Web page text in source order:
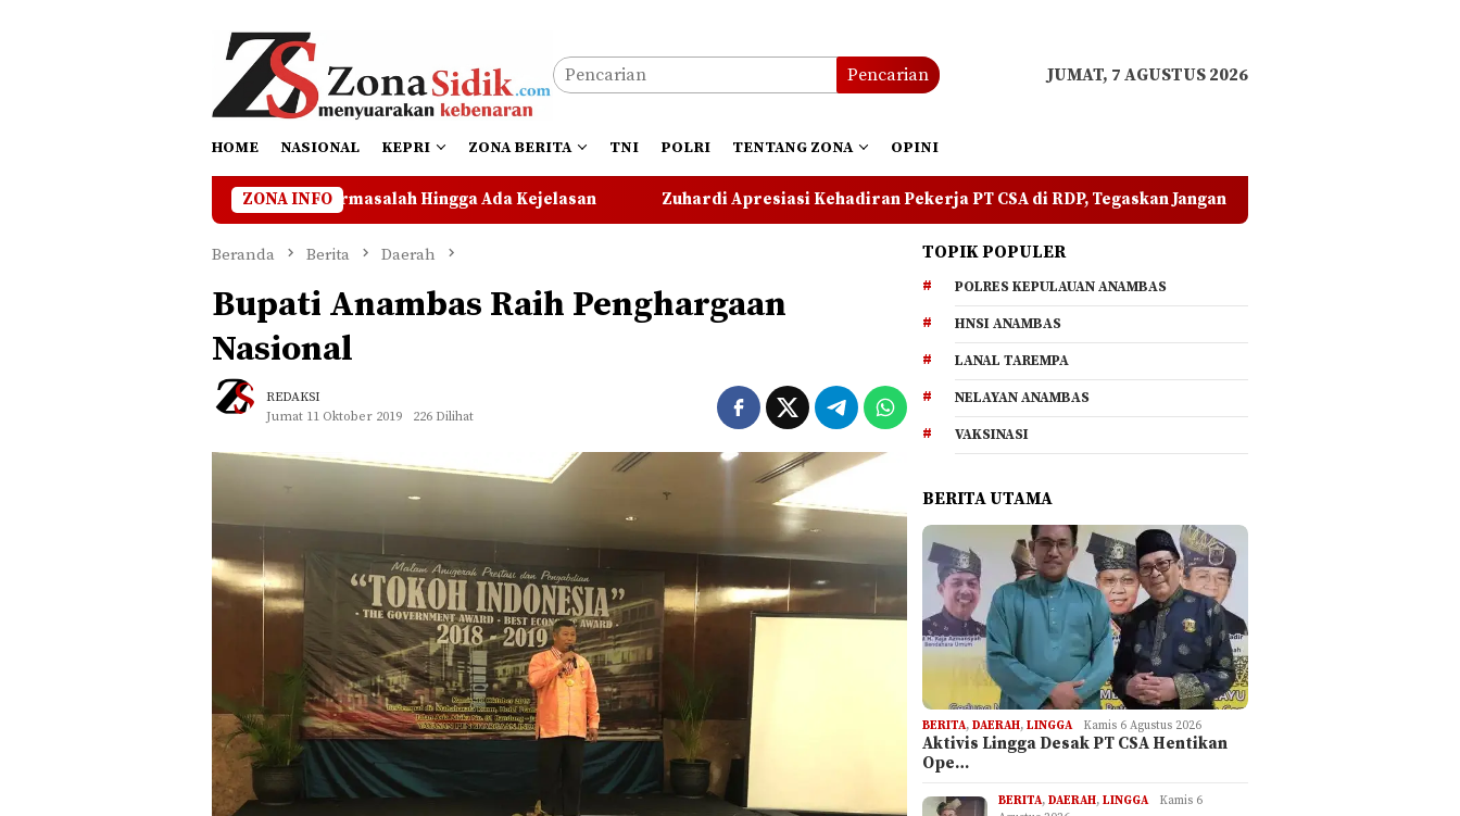
Pencarian JUMAT, 7 AGUSTUS 2026
HOME NASIONAL KEPRI ZONA BERITA TNI POLRI TENTANG ZONA OPINI
ZONA INFO
di Lahan Bermasalah Hingga Ada Kejelasan Zuhardi Apresiasi Kehadiran Pekerja PT CSA di RDP, Tegaskan Jangan Ada yang Mengadu Domba Masyarakat
Beranda Berita Daerah
Bupati Anambas Raih Penghargaan
Nasional
REDAKSI
Jumat 11 Oktober 2019
226 Dilihat
TOPIK POPULER
POLRES KEPULAUAN ANAMBAS
HNSI ANAMBAS
LANAL TAREMPA
NELAYAN ANAMBAS
VAKSINASI
BERITA UTAMA
BERITA,DAERAH,LINGGA Kamis 6 Agustus 2026
Aktivis Lingga Desak PT CSA Hentikan
Ope…
BERITA,DAERAH,LINGGA
Kamis 6